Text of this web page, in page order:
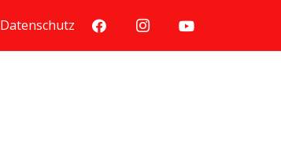
Datenschutz